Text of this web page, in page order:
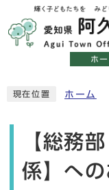
ホー
現在位置 ホーム
【総務
係】へ